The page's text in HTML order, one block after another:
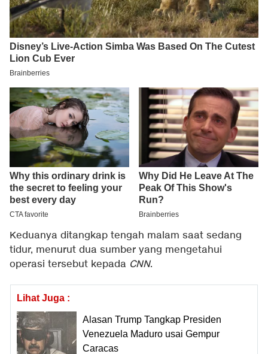
Keduanya ditangkap tengah malam saat sedang
tidur, menurut dua sumber yang mengetahui
operasi tersebut kepada CNN.
Lihat Juga :
Alasan Trump Tangkap Presiden
Venezuela Maduro usai Gempur
Caracas